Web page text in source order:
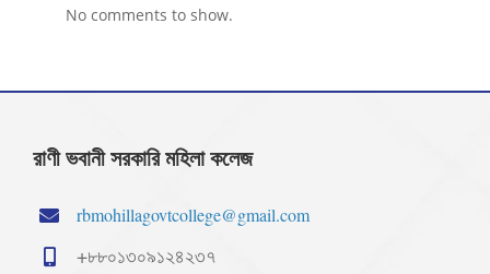
No comments to show.
রাণী ভবানী সরকারি মহিলা কলেজ
rbmohillagovtcollege@gmail.com
+৮৮০১৩০৯১২৪২৩৭